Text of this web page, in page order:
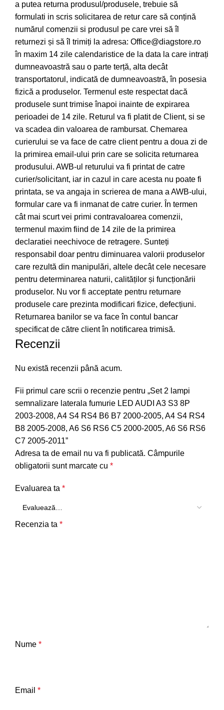
a putea returna produsul/produsele, trebuie să
formulati in scris solicitarea de retur care să conțină
numărul comenzii si produsul pe care vrei să îl
returnezi și să îl trimiți la adresa: Office@diagstore.ro
în maxim 14 zile calendaristice de la data la care intrați
dumneavoastră sau o parte terță, alta decât
transportatorul, indicată de dumneavoastră, în posesia
fizică a produselor. Termenul este respectat dacă
produsele sunt trimise înapoi inainte de expirarea
perioadei de 14 zile. Returul va fi platit de Client, si se
va scadea din valoarea de rambursat. Chemarea
curierului se va face de catre client pentru a doua zi de
la primirea email-ului prin care se solicita returnarea
produsului. AWB-ul returului va fi printat de catre
curier/solicitant, iar in cazul in care acesta nu poate fi
printata, se va angaja in scrierea de mana a AWB-ului,
formular care va fi inmanat de catre curier. În termen
cât mai scurt vei primi contravaloarea comenzii,
termenul maxim fiind de 14 zile de la primirea
declaratiei neechivoce de retragere. Sunteți
responsabil doar pentru diminuarea valorii produselor
care rezultă din manipulări, altele decât cele necesare
pentru determinarea naturii, calităților și funcționării
produselor. Nu vor fi acceptate pentru returnare
produsele care prezinta modificari fizice, defecțiuni.
Returnarea banilor se va face în contul bancar
specificat de către client în notificarea trimisă.
Recenzii
Nu există recenzii până acum.
Fii primul care scrii o recenzie pentru „Set 2 lampi
semnalizare laterala fumurie LED AUDI A3 S3 8P
2003-2008, A4 S4 RS4 B6 B7 2000-2005, A4 S4 RS4
B8 2005-2008, A6 S6 RS6 C5 2000-2005, A6 S6 RS6
C7 2005-2011”
Adresa ta de email nu va fi publicată. Câmpurile
obligatorii sunt marcate cu *
Evaluarea ta *
Recenzia ta *
Nume *
Email *